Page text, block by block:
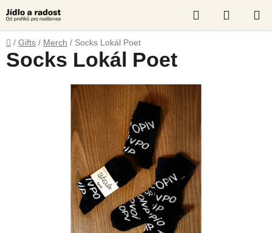
to
content
Search
CART
Home
/ Gifts / Merch / Socks Lokál Poet
Socks Lokál Poet